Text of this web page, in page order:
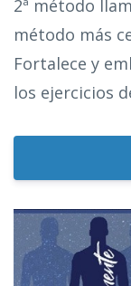
2ª método
método más
Fortalece y
los ejercicios